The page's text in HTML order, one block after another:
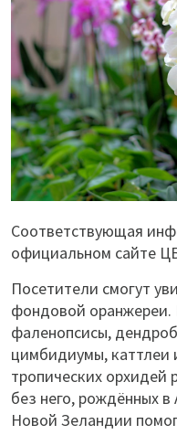
Соответствующая
официальном сайте
Посетители смогут
фондовой оранжереи.
фаленопсисы,
цимбидиумы, каттлеи
тропических орхидей
без него, рождённых
Новой Зеландии